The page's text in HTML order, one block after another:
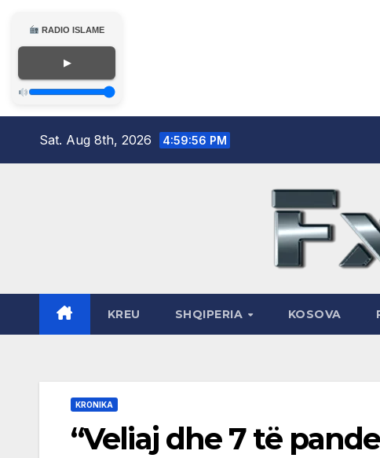
RADIO ISLAME
▶
Sat. Aug 8th, 2026 4:59:57 PM
KREU SHQIPERIA KOSOVA
KRONIKA
“Veliaj dhe 7 të